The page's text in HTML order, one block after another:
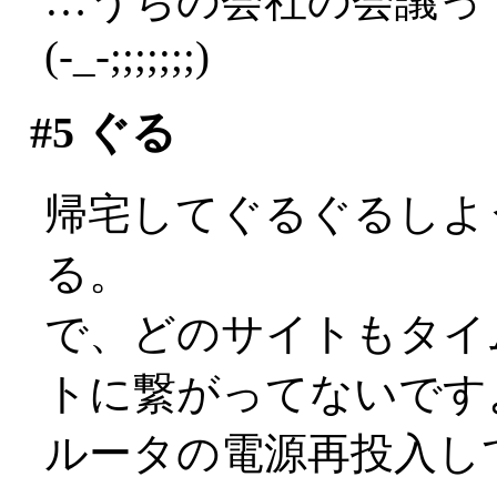
(-_-;;;;;;;)
#5 ぐる
帰宅してぐるぐるし
る。
で、どのサイトもタ
トに繋がってないで
ルータの電源再投入